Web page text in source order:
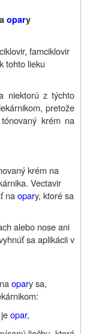
opary
famciklovir
tohto lieku
niektorú z týchto
pretože
krém na
krém na
Vectavir
naopary, ktoré sa
alebo nose ani
sa aplikácii v
opary sa,
opar,